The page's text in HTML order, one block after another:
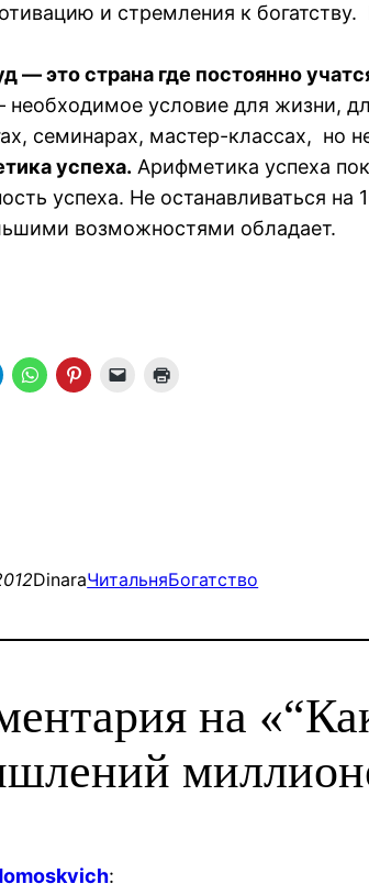
и стремления к
— это страна где постоянно
условие для жизни,
семинарах, мастер-классах, но
успеха. Арифметика успеха
успеха. Не останавливаться
возможностями обладает.
DinaraЧитальняБогатство
на
: